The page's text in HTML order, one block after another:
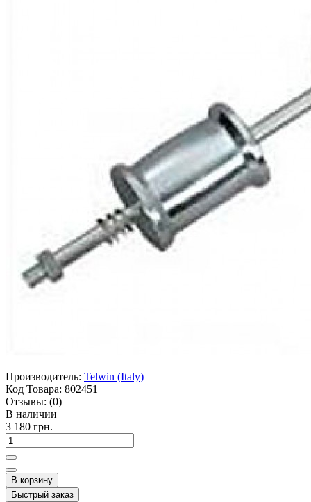
Производитель: Telwin (Italy)
Код Товара: 802451
Отзывы: (0)
В наличии
3 180 грн.
В корзину
Быстрый заказ